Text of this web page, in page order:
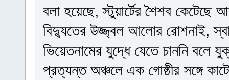
বলা হয়েছে, স্টুয়ার্টের শৈশব
বিদ্যুতের উজ্জ্বল আলোর রোশনাই,
ভিয়েতনামের যুদ্ধে যেতে চাননি বলে
প্রত্যন্ত অঞ্চলে এক গোষ্ঠীর সঙ্গে